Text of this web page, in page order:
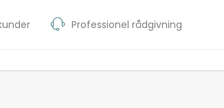
Professionel rådgivning